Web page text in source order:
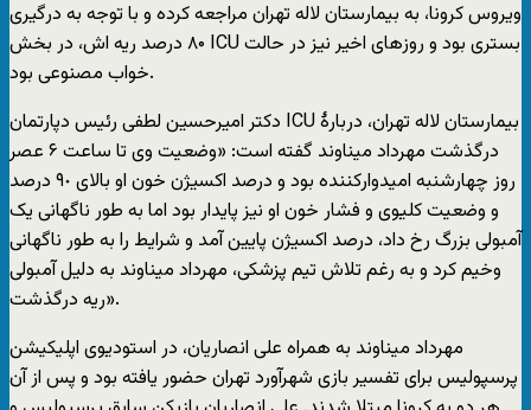
ویروس کرونا، به بیمارستان لاله تهران مراجعه کرده و با توجه به درگیری
۸۰ درصد ریه اش، در بخش ICU بستری بود و روزهای اخیر نیز در حالت
خواب مصنوعی بود.
دکتر امیرحسین لطفی رئیس دپارتمان ICU بیمارستان لاله تهران، دربارۀ
درگذشت مهرداد میناوند گفته است: «وضعیت وی تا ساعت ۶ عصر
روز چهارشنبه امیدوارکننده بود و درصد اکسیژن خون او بالای ۹٠ درصد
و وضعیت کلیوی و فشار خون او نیز پایدار بود اما به طور ناگهانی یک
آمبولی بزرگ رخ داد، درصد اکسیژن پایین آمد و شرایط را به طور ناگهانی
وخیم کرد و به رغم تلاش تیم پزشکی، مهرداد میناوند به دلیل آمبولی
ریه درگذشت».
مهرداد میناوند به همراه علی انصاریان، در استودیوی اپلیکیشن
پرسپولیس برای تفسیر بازی شهرآورد تهران حضور یافته بود و پس از آن